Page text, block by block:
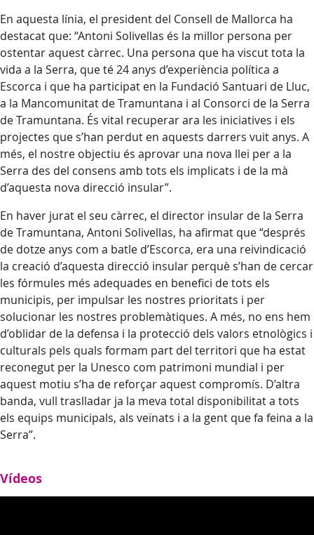
En aquesta línia, el president del Consell de Mallorca ha
destacat que: “Antoni Solivellas és la millor persona per
ostentar aquest càrrec. Una persona que ha viscut tota la
vida a la Serra, que té 24 anys d’experiència política a
Escorca i que ha participat en la Fundació Santuari de Lluc,
a la Mancomunitat de Tramuntana i al Consorci de la Serra
de Tramuntana. És vital recuperar ara les iniciatives i els
projectes que s’han perdut en aquests darrers vuit anys. A
més, el nostre objectiu és aprovar una nova llei per a la
Serra des del consens amb tots els implicats i de la mà
d’aquesta nova direcció insular”.
En haver jurat el seu càrrec, el director insular de la Serra
de Tramuntana, Antoni Solivellas, ha afirmat que “després
de dotze anys com a batle d’Escorca, era una reivindicació
la creació d’aquesta direcció insular perquè s’han de cercar
les fórmules més adequades en benefici de tots els
municipis, per impulsar les nostres prioritats i per
solucionar les nostres problemàtiques. A més, no ens hem
d’oblidar de la defensa i la protecció dels valors etnològics i
culturals pels quals formam part del territori que ha estat
reconegut per la Unesco com patrimoni mundial i per
aquest motiu s’ha de reforçar aquest compromís. D’altra
banda, vull traslladar ja la meva total disponibilitat a tots
els equips municipals, als veïnats i a la gent que fa feina a la
Serra”.
Vídeos